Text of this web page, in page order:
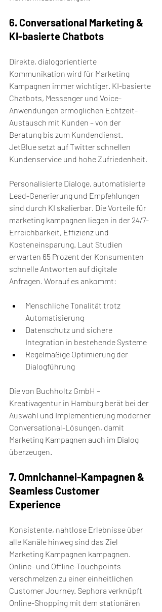
6. Conversational Marketing &
KI-basierte Chatbots
Direkte, dialogorientierte
Kommunikation wird für Marketing
Kampagnen immer wichtiger. KI-basierte
Chatbots, Messenger und Voice-
Anwendungen ermöglichen Echtzeit-
Austausch mit Kunden – von der
Beratung bis zum Kundendienst.
JetBlue setzt auf Twitter schnellen
Kundenservice und hohe Zufriedenheit.
Personalisierte Dialoge, automatisierte
Lead-Generierung und Empfehlungen
sind durch KI skalierbar. Die Vorteile für
marketing kampagnen liegen in der 24/7-
Erreichbarkeit, Effizienz und
Kosteneinsparung. Laut Studien
erwarten 65 Prozent der Konsumenten
schnelle Antworten auf digitale
Anfragen. Worauf es ankommt:
Menschliche Tonalität trotz
Automatisierung
Datenschutz und sichere
Integration in bestehende Systeme
Regelmäßige Optimierung der
Dialogführung
Die von Buchholtz GmbH –
Kreativagentur in Hamburg berät bei der
Auswahl und Implementierung moderner
Conversational-Lösungen, damit
Marketing Kampagnen auch im Dialog
überzeugen.
7. Omnichannel-Kampagnen &
Seamless Customer
Experience
Konsistente, nahtlose Erlebnisse über
alle Kanäle hinweg sind das Ziel
Marketing Kampagnen kampagnen.
Online- und Offline-Touchpoints
verschmelzen zu einer einheitlichen
Customer Journey. Sephora verknüpft
Online-Shopping mit dem stationären